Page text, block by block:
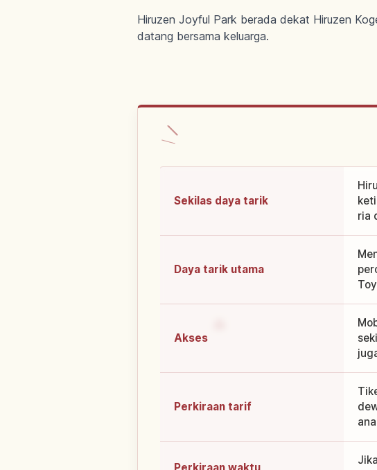
Hiruzen Joyful Park berada dekat Hiruzen
datang bersama keluarga.
Sekilas daya tarik
ria
Daya tarik utama
Akses
Perkiraan tarif